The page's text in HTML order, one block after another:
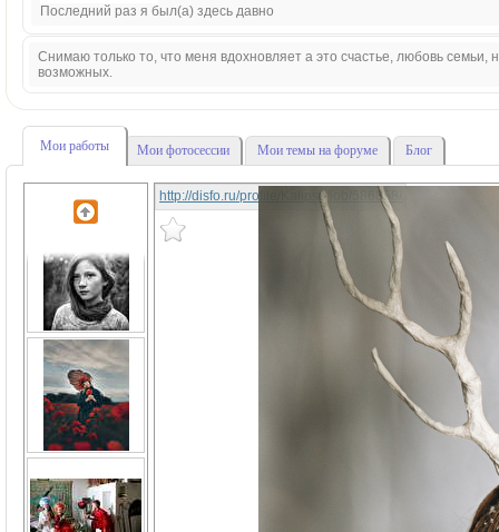
Последний раз я был(а) здесь давно
Снимаю только то, что меня вдохновляет а это счастье, любовь
возможных.
Мои работы Мои фотосессии Мои темы на форуме Блог
http://disfo.ru/profile/Kalipso/job/586858/